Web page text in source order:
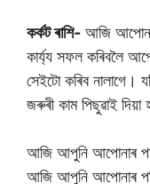
কৰ্কট ৰাশি- আজি
কাৰ্য্য সফল কৰিবলৈ
সেইটো কৰিব নালাগে।
জৰুৰী কাম পিছুৱাই দিয়া
আজি আপুনি আপোনাৰ
আজি আপুনি আপোনাৰ